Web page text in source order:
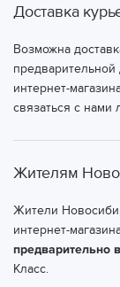
Доставка
Возможна
предварительной
интернет-
связаться с
Жителям
Жители
интернет-
предварительно
Класс.